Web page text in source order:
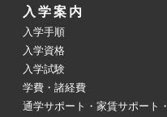
入学案内
入学手順
入学資格
入学試験
学費・諸経費
通学サポート・家賃サポート・